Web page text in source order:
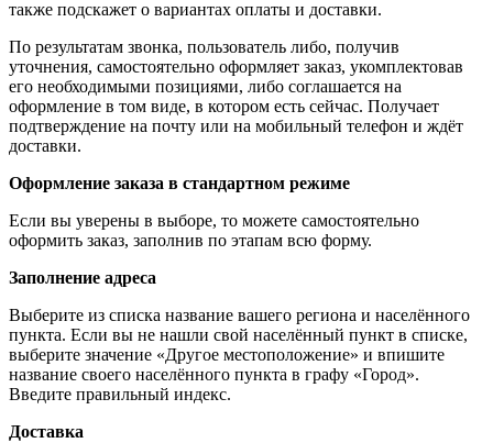
также подскажет о вариантах оплаты и доставки.
По результатам звонка, пользователь либо, получив
уточнения, самостоятельно оформляет заказ, укомплектовав
его необходимыми позициями, либо соглашается на
оформление в том виде, в котором есть сейчас. Получает
подтверждение на почту или на мобильный телефон и ждёт
доставки.
Оформление заказа в стандартном режиме
Если вы уверены в выборе, то можете самостоятельно
оформить заказ, заполнив по этапам всю форму.
Заполнение адреса
Выберите из списка название вашего региона и населённого
пункта. Если вы не нашли свой населённый пункт в списке,
выберите значение «Другое местоположение» и впишите
название своего населённого пункта в графу «Город».
Введите правильный индекс.
Доставка